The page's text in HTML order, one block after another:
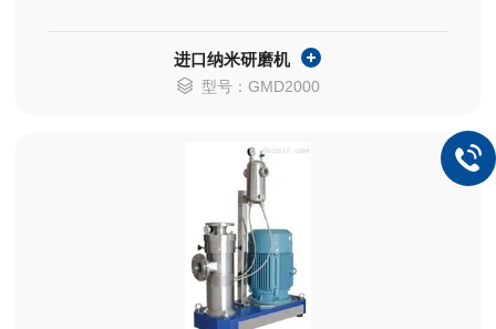
进口纳米研磨机
型号：GMD2000